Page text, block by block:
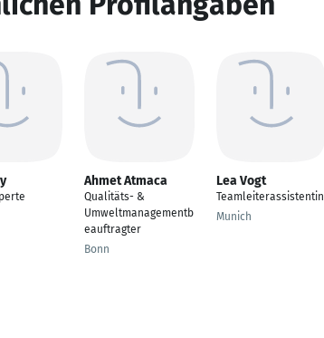
Ahmet Atmaca
Qualitäts- &
Umweltmanagementb
eauftragter
Bonn
Lea Vogt
Teamleiterassistentin
Munich